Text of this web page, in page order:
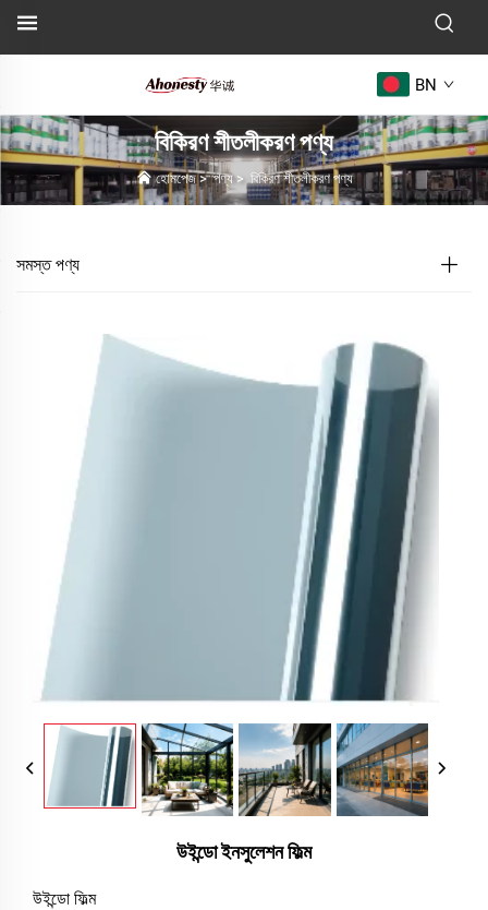
BN
বিকিরণ শীতলীকরণ পণ্য
হোমপেজ>পণ্য>বিকিরণ শীতলীকরণ পণ্য
সমস্ত পণ্য
উইন্ডো ইনসুলেশন ফিল্ম
উইন্ডো ফিল্ম